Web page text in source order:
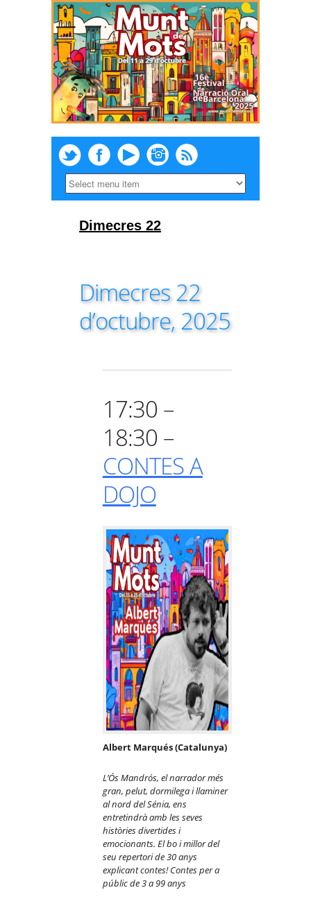
Dimecres 22
Dimecres 22
d’octubre, 2025
17:30 –
18:30 –
CONTES A
DOJO
Albert Marqués (Catalunya)
L’Ós Mandrós, el narrador més
gran, pelut, dormilega i llaminer
al nord del Sénia, ens
entretindràamb les seves
històries divertides i
emocionants. El bo i millor del
seu repertori de 30 anys
explicant contes! Contes per a
públic de 3 a 99 anys